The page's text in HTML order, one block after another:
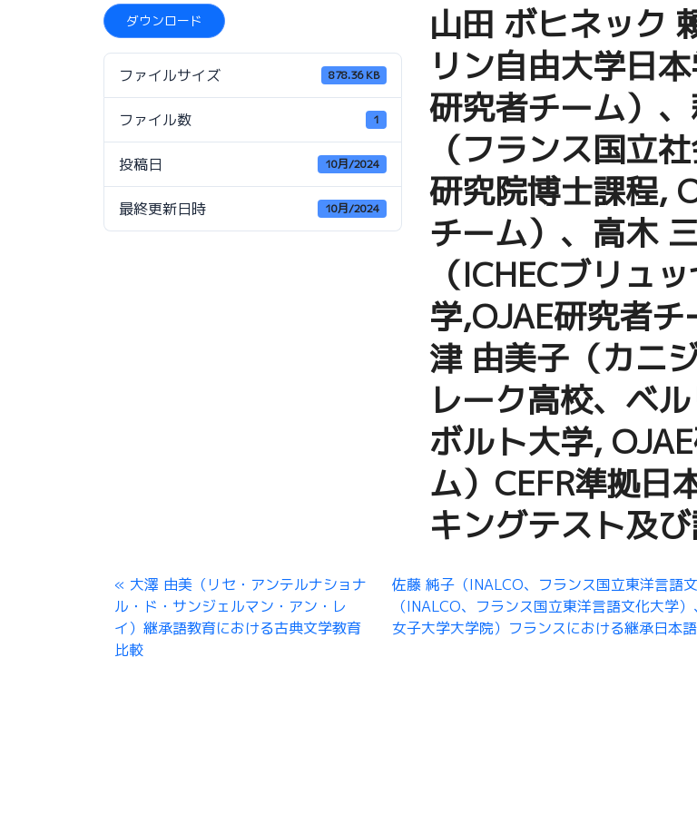
ダウンロード
ファイルサイズ 878.36 KB
ファイル数 1
投稿日 10月/2024
最終更新日時 10月/2024
山田 ボヒネック
リン自由大学日
研究者チーム）
（フランス国立
研究院博士課程,
チーム）、高木
（ICHECブリュ
学,OJAE研究者
津 由美子（カニ
レーク高校、ベ
ボルト大学,
ム）CEFR準拠日
キングテスト及
大澤 由美（リセ・アンテルナショナ
ル・ド・サンジェルマン・アン・レ
イ）継承語教育における古典文学教育
比較
佐藤 純子（INALCO、フランス国立東洋言語
（INALCO、フランス国立東洋言語文化大学
女子大学大学院）フランスにおける継承日本